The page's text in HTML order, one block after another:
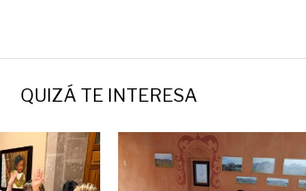
QUIZÁ TE INTERESA